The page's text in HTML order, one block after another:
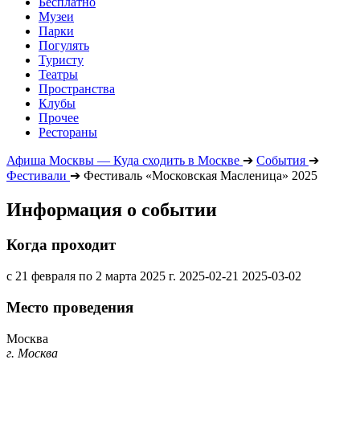
Музеи
Парки
Погулять
Туристу
Театры
Пространства
Клубы
Прочее
Рестораны
Афиша Москвы — Куда сходить в Москве ➔ События ➔
Фестивали ➔ Фестиваль «Московская Масленица» 2025
Информация о событии
Когда проходит
с 21 февраля по 2 марта 2025 г. 2025-02-21 2025-03-02
Место проведения
Москва
г. Москва